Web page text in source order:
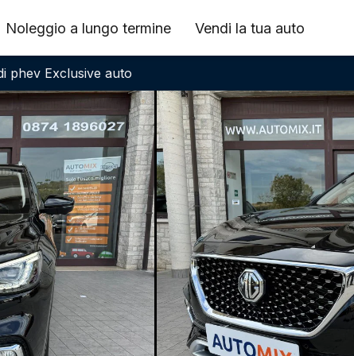
Noleggio a lungo termine Vendi la tua auto
phev Exclusive auto